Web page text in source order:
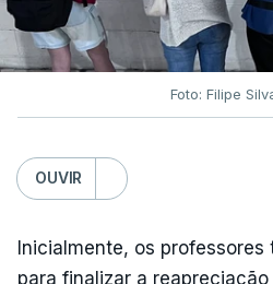
Foto: Filipe
OUVIR
Inicialmente, os
para finalizar a